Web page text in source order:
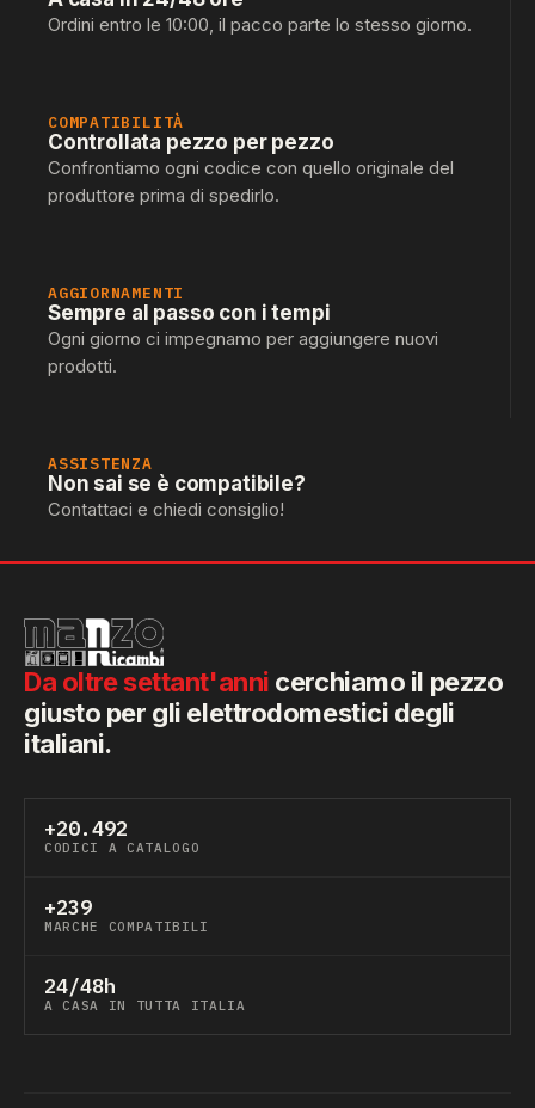
Ordini entro le 10:00, il pacco parte lo stesso giorno.
COMPATIBILITÀ
Controllata pezzo per pezzo
Confrontiamo ogni codice con quello originale del
produttore prima di spedirlo.
AGGIORNAMENTI
Sempre al passo con i tempi
Ogni giorno ci impegnamo per aggiungere nuovi
prodotti.
ASSISTENZA
Non sai se è compatibile?
Contattaci e chiedi consiglio!
Da oltre settant'anni cerchiamo il pezzo
giusto per gli elettrodomestici degli
italiani.
+20.492
CODICI A CATALOGO
+239
MARCHE COMPATIBILI
24/48h
A CASA IN TUTTA ITALIA